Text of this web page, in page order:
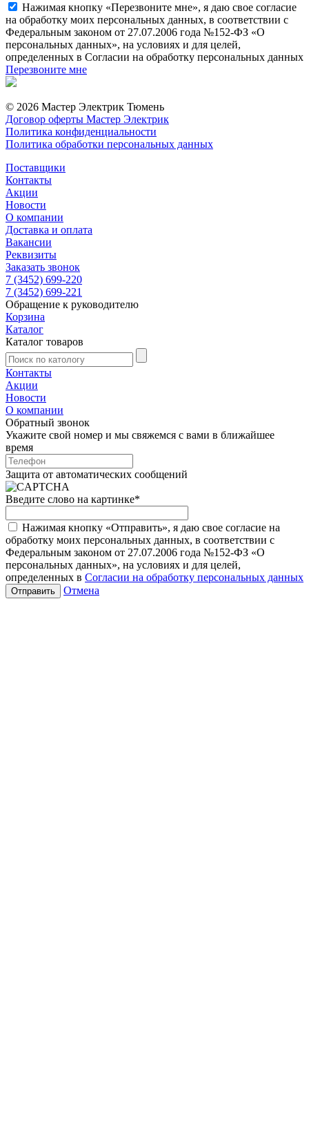
Нажимая кнопку «Перезвоните мне», я даю свое согласие
на обработку моих персональных данных, в соответствии с
Федеральным законом от 27.07.2006 года №152-ФЗ «О
персональных данных», на условиях и для целей,
определенных в Согласии на обработку персональных данных
Перезвоните мне
© 2026 Мастер Электрик Тюмень
Договор оферты Мастер Электрик
Политика конфиденциальности
Политика обработки персональных данных
Поставщики
Контакты
Акции
Новости
О компании
Доставка и оплата
Вакансии
Реквизиты
Заказать звонок
7 (3452) 699-220
7 (3452) 699-221
Обращение к руководителю
Корзина
Каталог
Каталог товаров
Контакты
Акции
Новости
О компании
Обратный звонок
Укажите свой номер и мы свяжемся с вами в ближайшее
время
Защита от автоматических сообщений
Введите слово на картинке*
Нажимая кнопку «Отправить», я даю свое согласие на
обработку моих персональных данных, в соответствии с
Федеральным законом от 27.07.2006 года №152-ФЗ «О
персональных данных», на условиях и для целей,
определенных в Согласии на обработку персональных данных
Отмена